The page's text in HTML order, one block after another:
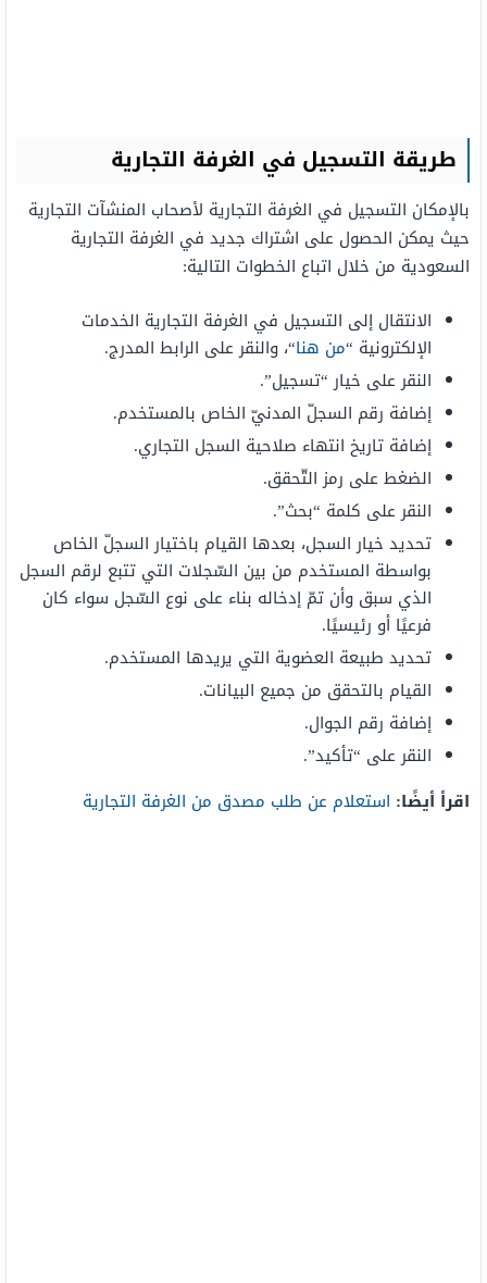
طريقة التسجيل في الغرفة التجارية
بالإمكان التسجيل في الغرفة التجارية لأصحاب المنشآت التجارية
حيث يمكن الحصول على اشتراك جديد في الغرفة التجارية
السعودية من خلال اتباع الخطوات التالية:
الانتقال إلى التسجيل في الغرفة التجارية الخدمات
الإلكترونية “من هنا“، والنقر على الرابط المدرج.
النقر على خيار “تسجيل”.
إضافة رقم السجلّ المدنيّ الخاص بالمستخدم.
إضافة تاريخ انتهاء صلاحية السجل التجاري.
الضغط على رمز التّحقق.
النقر على كلمة “بحث”.
تحديد خيار السجل، بعدها القيام باختيار السجلّ الخاص
بواسطة المستخدم من بين السّجلات التي تتبع لرقم السجل
الذي سبق وأن تمّ إدخاله بناء على نوع السّجل سواء كان
فرعيًا أو رئيسيًا.
تحديد طبيعة العضوية التي يريدها المستخدم.
القيام بالتحقق من جميع البيانات.
إضافة رقم الجوال.
النقر على “تأكيد”.
اقرأ أيضًا: استعلام عن طلب مصدق من الغرفة التجارية